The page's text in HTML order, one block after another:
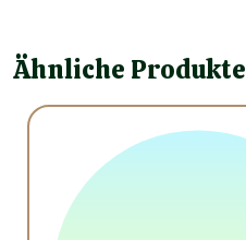
Ähnliche Produkte